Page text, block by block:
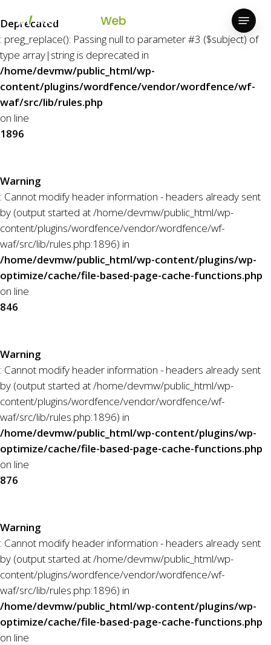
Deprecated
: preg_replace(): Passing null to parameter #3 ($subject) of
type array|string is deprecated in
/home/devmw/public_html/wp-
content/plugins/wordfence/vendor/wordfence/wf-
waf/src/lib/rules.php
on line
1896
Warning
: Cannot modify header information - headers already sent
by (output started at /home/devmw/public_html/wp-
content/plugins/wordfence/vendor/wordfence/wf-
waf/src/lib/rules.php:1896) in
/home/devmw/public_html/wp-content/plugins/wp-
optimize/cache/file-based-page-cache-functions.php
on line
846
Warning
: Cannot modify header information - headers already sent
by (output started at /home/devmw/public_html/wp-
content/plugins/wordfence/vendor/wordfence/wf-
waf/src/lib/rules.php:1896) in
/home/devmw/public_html/wp-content/plugins/wp-
optimize/cache/file-based-page-cache-functions.php
on line
876
Warning
: Cannot modify header information - headers already sent
by (output started at /home/devmw/public_html/wp-
content/plugins/wordfence/vendor/wordfence/wf-
waf/src/lib/rules.php:1896) in
/home/devmw/public_html/wp-content/plugins/wp-
optimize/cache/file-based-page-cache-functions.php
on line
to
main
content
Menu
Close